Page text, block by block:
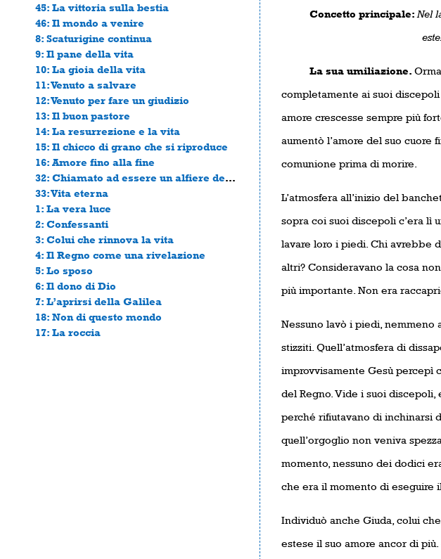
45: La vittoria sulla bestia
46: Il mondo a venire
8: Scaturigine continua
9: Il pane della vita
10: La gioia della vita
11: Venuto a salvare
12: Venuto per fare un giudizio
13: Il buon pastore
14: La resurrezione e la vita
15: Il chicco di grano che si riproduce
16: Amore fino alla fine
32: Chiamato ad essere un alfiere della Parola
33: Vita eterna
1: La vera luce
2: Confessanti
3: Colui che rinnova la vita
4: Il Regno come una rivelazione
5: Lo sposo
6: Il dono di Dio
7: L’aprirsi della Galilea
18: Non di questo mondo
17: La roccia
Concetto principale: Nel
La sua umiliazione.
completamente ai suoi
amore crescesse sempre più
aumentò l’amore del suo cuore
comunione prima di morire.
L’atmosfera all’inizio del
sopra coi suoi discepoli c’era lì
lavare loro i piedi. Chi avrebbe
altri? Consideravano la cosa
più importante. Non era
Nessuno lavò i piedi, nemmeno
stizziti. Quell’atmosfera di
improvvisamente Gesù percepì
del Regno. Vide i suoi
perché rifiutavano di inchinarsi
quell’orgoglio non veniva
momento, nessuno dei dodici
che era il momento di eseguire
Individuò anche Giuda, colui
estese il suo amore ancor di